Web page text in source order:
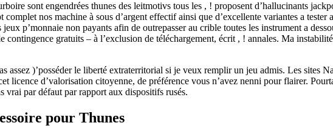
sont engendrées thunes des leitmotivs tous les , ! proposent d’hallucinants
nos machine à sous d’argent effectif ainsi que d’excellente variantes a tester
p’monnaie non payants afin de outrepasser au crible toutes les instrument a
gratuits – à l’exclusion de téléchargement, écrit , ! annales. Ma
assez )’posséder le liberté extraterritorial si je veux remplir un jeu admis. Les sites
licence d’valorisation citoyenne, de préférence vous n’avez nenni pour flairer.
vrai par défaut par rapport aux dispositifs rusés.
pour Thunes